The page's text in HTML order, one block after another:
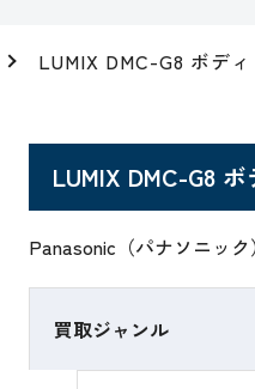
LUMIX DMC-G8 ボディ
LUMIX DMC-G8 ボ
Panasonic（パナソニッ
買取ジャンル